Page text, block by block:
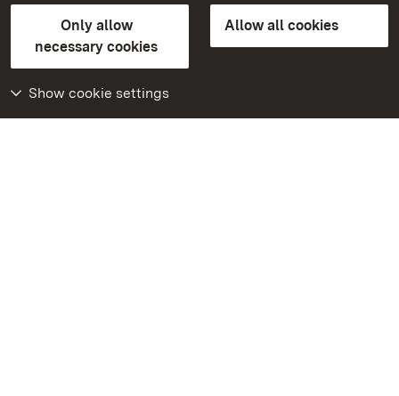
Only allow
necessary cookies
Allow all cookies
Show cookie settings
State Palaces and Gardens of Baden-Wuerttemberg
Contact usFAQMasthead
Declaration on barrier-free access
BITV-konform (geprüfte Seiten)